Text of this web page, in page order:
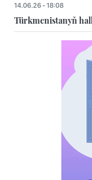
14.06.26 - 18:08
Türkmenistanyň